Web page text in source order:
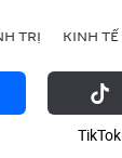
TRỊ KINH TẾ
ТikТоk